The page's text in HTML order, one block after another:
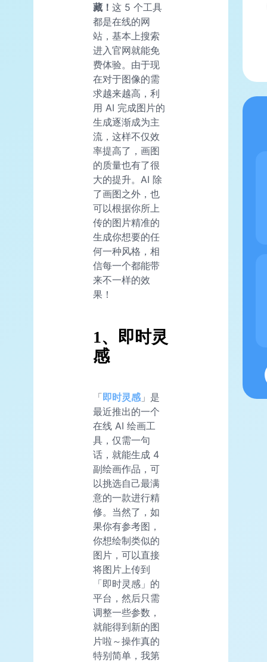
藏！ 这 5 个工具
都是在线的网
站，基本上搜索
进入官网就能免
费体验。由于现
在对于图像的需
求越来越高，利
用 AI 完成图片的
生成逐渐成为主
流，这样不仅效
率提高了，画图
的质量也有了很
大的提升。AI 除
了画图之外，也
可以根据你所上
传的图片精准的
生成你想要的任
何一种风格，相
信每一个都能带
来不一样的效
果！
1、即时灵
感
「即时灵感 」是
最近推出的一个
在线 AI 绘画工
具，仅需一句
话，就能生成 4
副绘画作品，可
以挑选自己最满
意的一款进行精
修。当然了，如
果你有参考图，
你想绘制类似的
图片，可以直接
将图片上传到
「即时灵感」的
平台，然后只需
调整一些参数，
就能得到新的图
片啦～操作真的
特别简单，我第